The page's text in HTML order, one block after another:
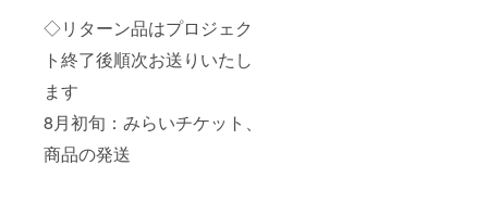
◇リターン品はプロジェク
ト終了後順次お送りいたし
ます
8月初旬：みらいチケット、
商品の発送